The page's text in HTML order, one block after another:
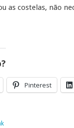
as costelas, não
Pinterest